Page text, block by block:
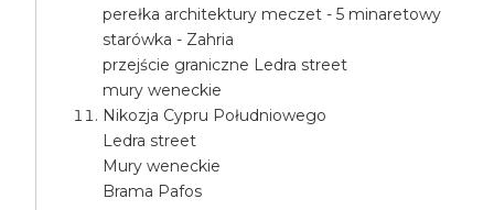
perełka architektury meczet - 5 minaretowy
starówka - Zahria
przejście graniczne Ledra street
mury weneckie
Nikozja Cypru Południowego
Ledra street
Mury weneckie
Brama Pafos